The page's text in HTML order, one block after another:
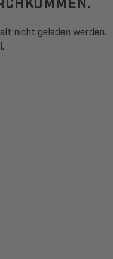
nicht geladen werden.